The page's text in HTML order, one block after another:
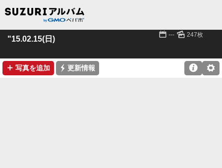
"15.02.15(日) 📅 --- 🌄 247枚
➕ 写真を追加 ⚡ 更新情報 ⚙
